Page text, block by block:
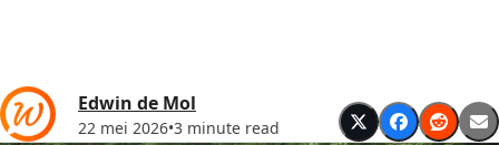
Edwin de Mol
22 mei 2026•3 minute read